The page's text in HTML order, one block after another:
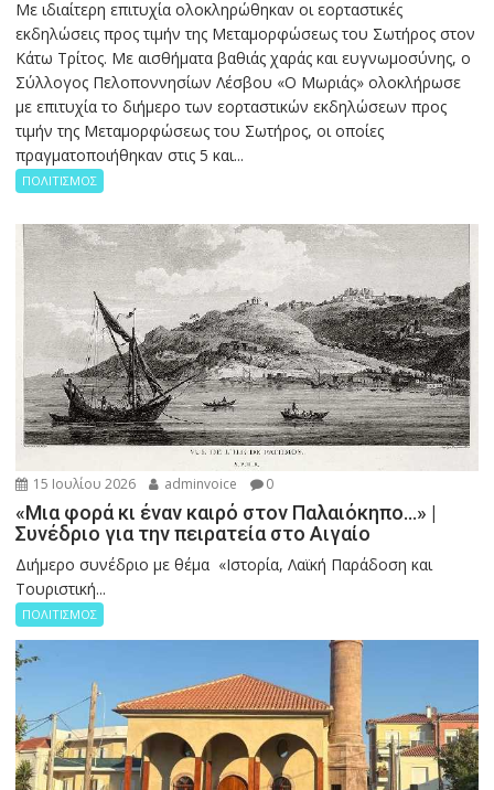
Με ιδιαίτερη επιτυχία ολοκληρώθηκαν οι εορταστικές
εκδηλώσεις προς τιμήν της Μεταμορφώσεως του Σωτήρος στον
Κάτω Τρίτος. Με αισθήματα βαθιάς χαράς και ευγνωμοσύνης, ο
Σύλλογος Πελοποννησίων Λέσβου «Ο Μωριάς» ολοκλήρωσε
με επιτυχία το διήμερο των εορταστικών εκδηλώσεων προς
τιμήν της Μεταμορφώσεως του Σωτήρος, οι οποίες
πραγματοποιήθηκαν στις 5 και...
ΠΟΛΙΤΙΣΜΟΣ
15 Ιουλίου 2026 adminvoice 0
«Μια φορά κι έναν καιρό στον Παλαιόκηπο…» |
Συνέδριο για την πειρατεία στο Αιγαίο
Διήμερο συνέδριο με θέμα «Ιστορία, Λαϊκή Παράδοση και
Τουριστική...
ΠΟΛΙΤΙΣΜΟΣ